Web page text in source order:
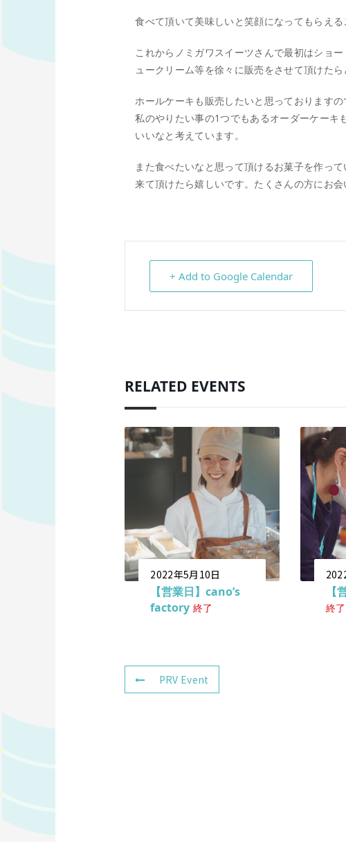
食べて頂いて美味しいと笑顔になってもらえ
これからノミガワスイーツさんで最初はショ
ュークリーム等を徐々に販売をさせて頂けたら
ホールケーキも販売したいと思っておりますの
私のやりたい事の1つでもあるオーダーケーキ
いいなと考えています。
また食べたいなと思って頂けるお菓子を作っ
来て頂けたら嬉しいです。たくさんの方にお
+ Add to Google Calendar
RELATED EVENTS
2022年5月10日
【営業日】cano’s
factory 終了 終了
PRV Event